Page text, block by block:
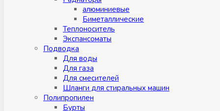
алюминиевые
Биметаллические
Теплоноситель
Экспансоматы
Подводка
Для воды
Для газа
Для смесителей
Шланги для стиральных машин
Полипропилен
Бурты